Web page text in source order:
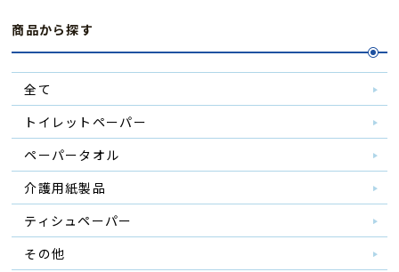
商品から探す
全て
トイレットペーパー
ペーパータオル
介護用紙製品
ティシュペーパー
その他